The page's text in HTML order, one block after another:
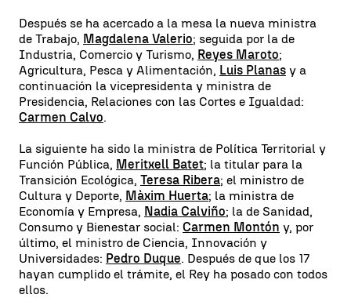
Después se ha acercado a la mesa la nueva ministra
de Trabajo, Magdalena Valerio; seguida por la de
Industria, Comercio y Turismo, Reyes Maroto;
Agricultura, Pesca y Alimentación, Luis Planas y a
continuación la vicepresidenta y ministra de
Presidencia, Relaciones con las Cortes e Igualdad:
Carmen Calvo.
La siguiente ha sido la ministra de Política Territorial y
Función Pública, Meritxell Batet; la titular para la
Transición Ecológica, Teresa Ribera; el ministro de
Cultura y Deporte, Màxim Huerta; la ministra de
Economía y Empresa, Nadia Calviño; la de Sanidad,
Consumo y Bienestar social: Carmen Montón y, por
último, el ministro de Ciencia, Innovación y
Universidades: Pedro Duque. Después de que los 17
hayan cumplido el trámite, el Rey ha posado con todos
ellos.